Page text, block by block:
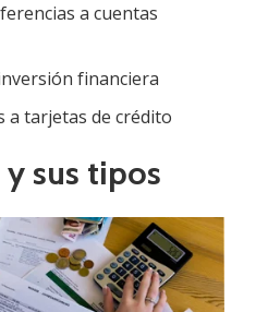
a cuentas
financiera
a tarjetas de crédito
sus tipos